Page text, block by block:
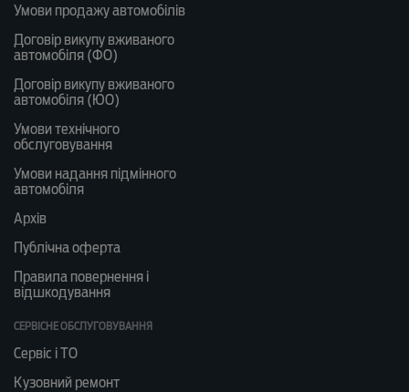
Умови продажу автомобілів
Договір викупу вживаного
автомобіля (ФО)
Договір викупу вживаного
автомобіля (ЮО)
Умови технічного
обслуговування
Умови надання підмінного
автомобіля
Архів
Публічна оферта
Правила повернення і
відшкодування
СЕРВІСНЕ ОБСЛУГОВУВАННЯ
Сервіс і ТО
Кузовний ремонт